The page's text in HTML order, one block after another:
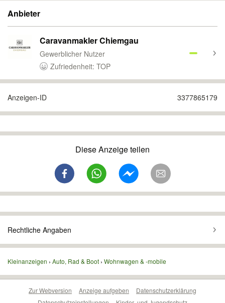
Anbieter
Caravanmakler Chiemgau
Gewerblicher Nutzer
Zufriedenheit: TOP
Anzeigen-ID 3377865179
Diese Anzeige teilen
Rechtliche Angaben
Kleinanzeigen Auto, Rad & Boot Wohnwagen & -mobile
Zur Webversion Anzeige aufgeben
Datenschutzerklärung